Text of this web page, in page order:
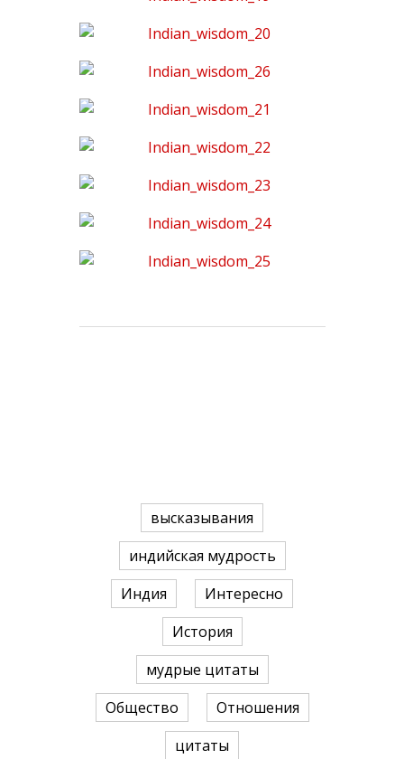
высказывания
индийская мудрость
Индия
Интересно
История
мудрые цитаты
Общество
Отношения
цитаты